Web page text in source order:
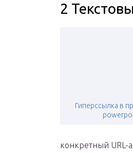
2
Гиперссылка в
конкретный URL-